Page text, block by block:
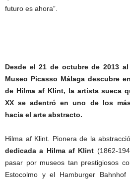
futuro es ahora”.
Desde el 21 de octubre de 2013
Museo Picasso Málaga descubre
de Hilma af Klint, la artista sueca
XX se adentró en uno de los
hacia el arte abstracto.
Hilma af Klint. Pionera de la
dedicada a Hilma af Klint (1862-
pasar por museos tan prestigiosos
Estocolmo y el Hamburger